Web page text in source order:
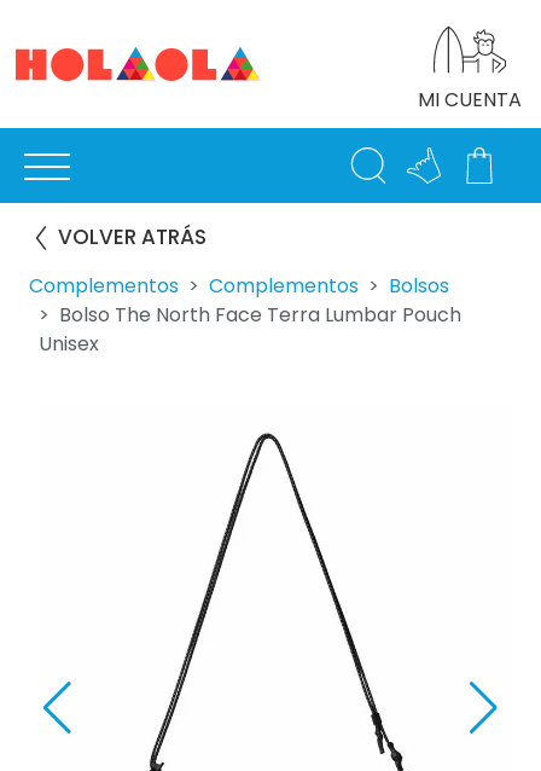
MI CUENTA
VOLVER ATRÁS
Complementos Complementos
Bolsos
Bolso The North Face Terra Lumbar Pouch
Unisex